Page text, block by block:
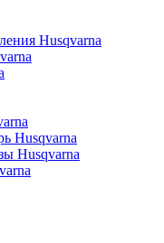
Husqvarna
Husqvarna
Husqvarna